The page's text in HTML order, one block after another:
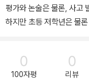
평가와 논술은 물론, 사고
하지만 초등 저학년은 물
걸 일일이 불러 주지 않
좋을까요? ‘그냥 써 봐.’
른들도 막막해요. 그렇다
0
100자평
0
리뷰